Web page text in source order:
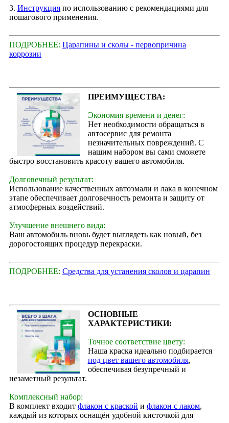
3. Инструкция по использованию с рекомендациями для
пошагового применения.
ПОДРОБНЕЕ: Царапины и сколы - первопричина
коррозии
ПРЕИМУЩЕСТВА:
Экономия времени и денег:
Нет необходимости обращаться в
автосервис для ремонта
незначительных повреждений. С
нашим набором вы сами сможете
быстро восстановить красоту вашего автомобиля.
Долговечный результат:
Использование качественных автоэмали и лака в конечном
этапе обеспечивает долговечность ремонта и защиту от
атмосферных воздействий.
Улучшение внешнего вида:
Ваш автомобиль вновь будет выглядеть как новый, без
дорогостоящих процедур перекраски.
ПОДРОБНЕЕ: Средства для устанения сколов и царапин
ОСНОВНЫЕ
ХАРАКТЕРИСТИКИ:
Точное соответствие цвету:
Наша краска идеально подбирается
под цвет вашего автомобиля,
обеспечивая безупречный и
незаметный результат.
Комплексный набор:
В комплект входит флакон с краской и флакон с лаком,
каждый из которых оснащён удобной кисточкой для